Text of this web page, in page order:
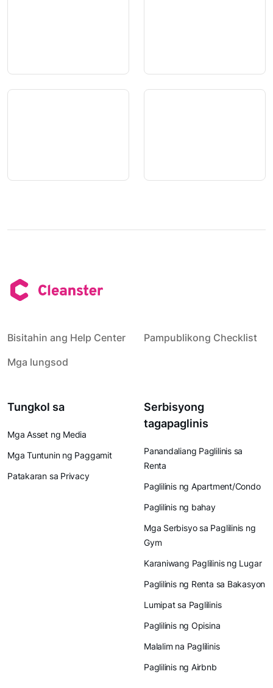
Bisitahin ang Help Center
Pampublikong Checklist
Mga lungsod
Tungkol sa
Mga Asset ng Media
Mga Tuntunin ng Paggamit
Patakaran sa Privacy
Serbisyong
tagapaglinis
Panandaliang Paglilinis sa
Renta
Paglilinis ng Apartment/Condo
Paglilinis ng bahay
Mga Serbisyo sa Paglilinis ng
Gym
Karaniwang Paglilinis ng Lugar
Paglilinis ng Renta sa Bakasyon
Lumipat sa Paglilinis
Paglilinis ng Opisina
Malalim na Paglilinis
Paglilinis ng Airbnb